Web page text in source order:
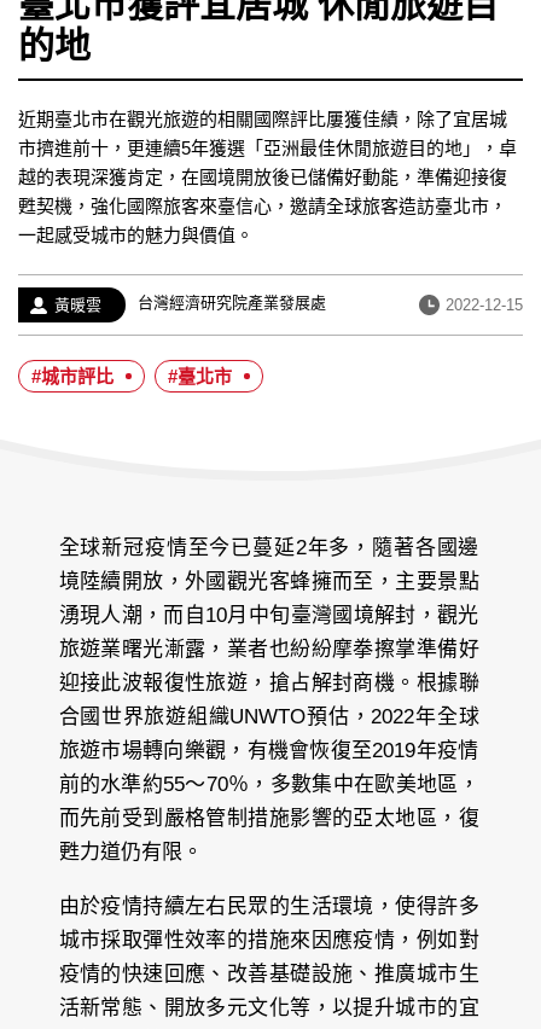
的地
近期臺北市在觀光旅遊的相關國際評比屢獲佳績，除了宜居城
市擠進前十，更連續5年獲選「亞洲最佳休閒旅遊目的地」，卓
越的表現深獲肯定，在國境開放後已儲備好動能，準備迎接復
甦契機，強化國際旅客來臺信心，邀請全球旅客造訪臺北市，
一起感受城市的魅力與價值。
作
者：
黃暖雲
經
歷：
台灣經濟研究院產業發展處
發
布
2022-12-15
#城市評比 #臺北市
全球新冠疫情至今已蔓延2年多，隨著各國邊
境陸續開放，外國觀光客蜂擁而至，主要景點
湧現人潮，而自10月中旬臺灣國境解封，觀光
旅遊業曙光漸露，業者也紛紛摩拳擦掌準備好
迎接此波報復性旅遊，搶占解封商機。根據聯
合國世界旅遊組織UNWTO預估，2022年全球
旅遊市場轉向樂觀，有機會恢復至2019年疫情
前的水準約55～70％，多數集中在歐美地區，
而先前受到嚴格管制措施影響的亞太地區，復
甦力道仍有限。
由於疫情持續左右民眾的生活環境，使得許多
城市採取彈性效率的措施來因應疫情，例如對
疫情的快速回應、改善基礎設施、推廣城市生
活新常態、開放多元文化等，以提升城市的宜